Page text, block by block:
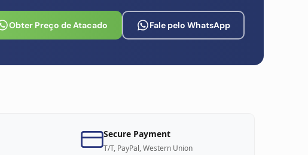
Obter Preço de Atacado Fale pelo WhatsApp
Secure Payment
T/T, PayPal, Western Union